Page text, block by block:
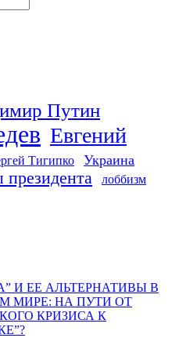
Путин
Евгений
Тигипко Украина
лоббизм
И ЕЕ АЛЬТЕРНАТИВЫ В
МИРЕ: НА ПУТИ ОТ
КРИЗИСА К